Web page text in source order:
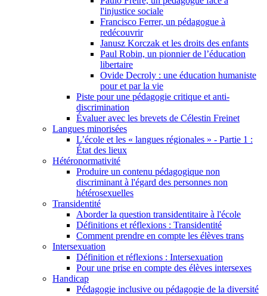
l'injustice sociale
Francisco Ferrer, un pédagogue à
redécouvrir
Janusz Korczak et les droits des enfants
Paul Robin, un pionnier de l’éducation
libertaire
Ovide Decroly : une éducation humaniste
pour et par la vie
Piste pour une pédagogie critique et anti-
discrimination
Évaluer avec les brevets de Célestin Freinet
Langues minorisées
L’école et les « langues régionales » - Partie 1 :
État des lieux
Hétéronormativité
Produire un contenu pédagogique non
discriminant à l'égard des personnes non
hétérosexuelles
Transidentité
Aborder la question transidentitaire à l'école
Définitions et réflexions : Transidentité
Comment prendre en compte les élèves trans
Intersexuation
Définition et réflexions : Intersexuation
Pour une prise en compte des élèves intersexes
Handicap
Pédagogie inclusive ou pédagogie de la diversité